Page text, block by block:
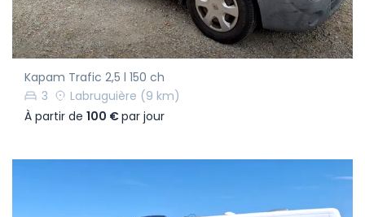
Kapam Trafic 2,5 l 150 ch
3
Labruguière (9 km)
À partir de 100 €par jour